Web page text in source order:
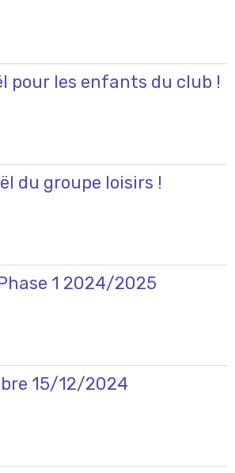
pour les enfants du club !
du groupe loisirs !
1 2024/2025
15/12/2024